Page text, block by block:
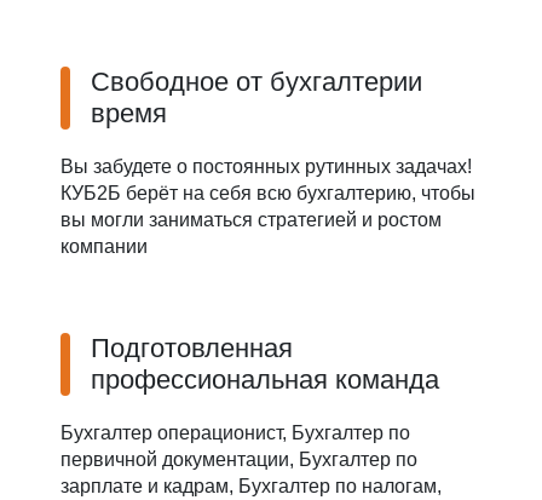
Свободное от бухгалтерии
время
Вы забудете о постоянных рутинных задачах!
КУБ2Б берёт на себя всю бухгалтерию, чтобы
вы могли заниматься стратегией и ростом
компании
Подготовленная
профессиональная команда
Бухгалтер операционист, Бухгалтер по
первичной документации, Бухгалтер по
зарплате и кадрам, Бухгалтер по налогам,